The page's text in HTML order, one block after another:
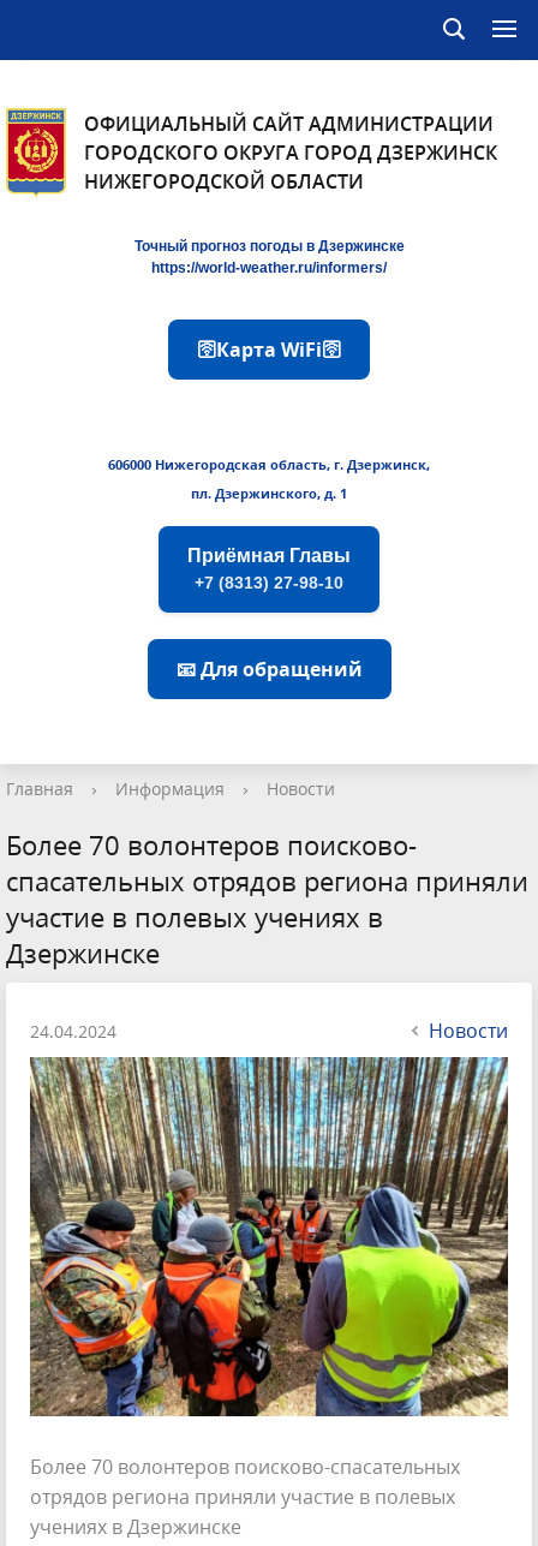
ОФИЦИАЛЬНЫЙ САЙТ АДМИНИСТРАЦИИ
ГОРОДСКОГО ОКРУГА ГОРОД ДЗЕРЖИНСК
НИЖЕГОРОДСКОЙ ОБЛАСТИ
Точный прогноз погоды в Дзержинске
https://world-weather.ru/informers/
🛜Карта WiFi🛜
606000 Нижегородская область, г. Дзержинск,
пл. Дзержинского, д. 1
Приёмная Главы
+7 (8313) 27-98-10
📧 Для обращений
Главная › Информация › Новости
Более 70 волонтеров поисково-
спасательных отрядов региона приняли
участие в полевых учениях в
Дзержинске
24.04.2024 Новости
Более 70 волонтеров поисково-спасательных
отрядов региона приняли участие в полевых
учениях в Дзержинске